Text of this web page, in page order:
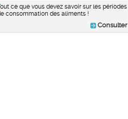
ce que vous devez savoir sur les périodes
consommation des aliments !
Consulter